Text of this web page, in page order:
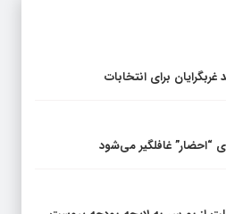
برای انتخابات
“احضار” غافلگیر می‌شود